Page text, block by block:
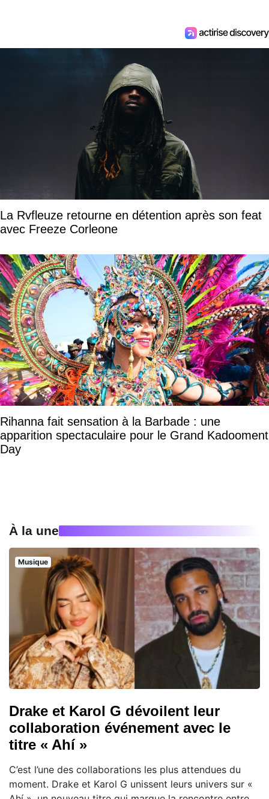
La Rvfleuze retourne en détention après son feat
avec Freeze Corleone
Rihanna fait sensation à la Barbade : une
apparition spectaculaire pour le Grand Kadooment
Day
À la une
Musique
Drake et Karol G dévoilent leur
collaboration événement avec le
titre « Ahí »
C’est l’une des collaborations les plus attendues du
moment. Drake et Karol G unissent leurs univers sur «